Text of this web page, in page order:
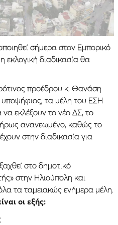
σήμερα στον Εμπορικό
διαδικασία θα
προέδρου κ. Θανάση
υποψήφιος, τα μέλη του ΕΣΗ
να εκλέξουν το νέο ΔΣ, το
ανανεωμένο, καθώς το
στην διαδικασία για
στο δημοτικό
στην Ηλιούπολη και
τα ταμειακώς ενήμερα μέλη.
οι εξής: